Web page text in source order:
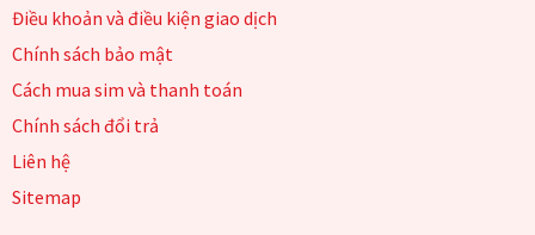
Điều khoản và điều kiện giao dịch
Chính sách bảo mật
Cách mua sim và thanh toán
Chính sách đổi trả
Liên hệ
Sitemap